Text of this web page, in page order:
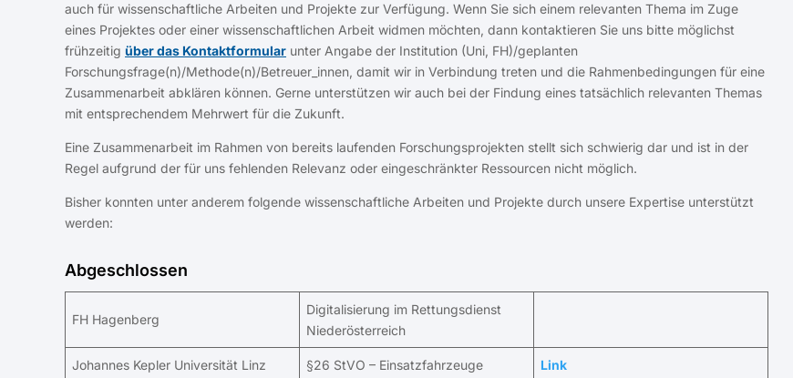
auch für wissenschaftliche Arbeiten und Projekte zur Verfügung. Wenn Sie sich einem relevanten Thema im Zuge
eines Projektes oder einer wissenschaftlichen Arbeit widmen möchten, dann kontaktieren Sie uns bitte möglichst
frühzeitig über das Kontaktformular unter Angabe der Institution (Uni, FH)/geplanten
Forschungsfrage(n)/Methode(n)/Betreuer_innen, damit wir in Verbindung treten und die Rahmenbedingungen für eine
Zusammenarbeit abklären können. Gerne unterstützen wir auch bei der Findung eines tatsächlich relevanten Themas
mit entsprechendem Mehrwert für die Zukunft.
Eine Zusammenarbeit im Rahmen von bereits laufenden Forschungsprojekten stellt sich schwierig dar und ist in der
Regel aufgrund der für uns fehlenden Relevanz oder eingeschränkter Ressourcen nicht möglich.
Bisher konnten unter anderem folgende wissenschaftliche Arbeiten und Projekte durch unsere Expertise unterstützt
werden:
Abgeschlossen
FH Hagenberg
Digitalisierung im Rettungsdienst
Niederösterreich
Johannes Kepler Universität Linz §26 StVO – Einsatzfahrzeuge Link